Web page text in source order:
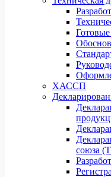
ХАССП
союза